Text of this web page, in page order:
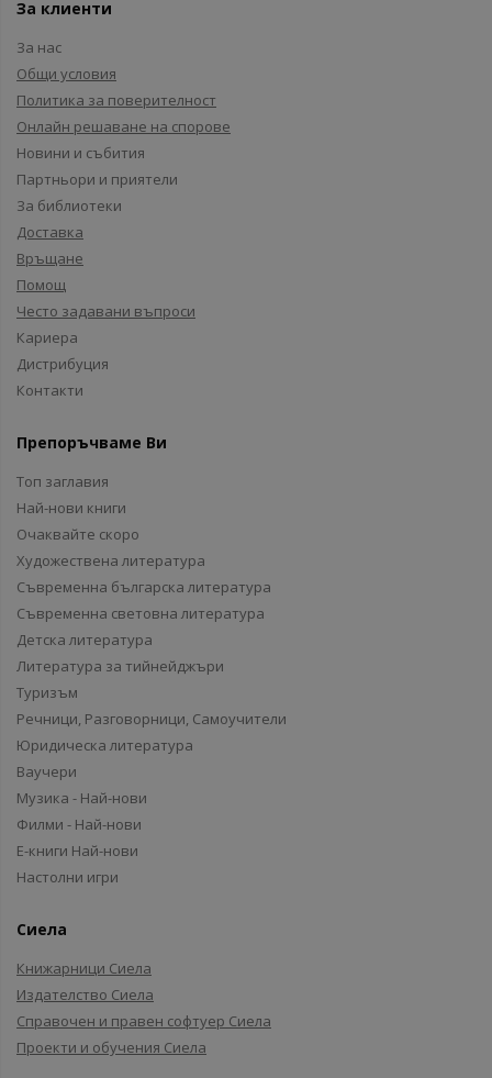
За клиенти
За нас
Общи условия
Политика за поверителност
Онлайн решаване на спорове
Новини и събития
Партньори и приятели
За библиотеки
Доставка
Връщане
Помощ
Често задавани въпроси
Кариера
Дистрибуция
Контакти
Препоръчваме Ви
Топ заглавия
Най-нови книги
Очаквайте скоро
Художествена литература
Съвременна българска литература
Съвременна световна литература
Детска литература
Литература за тийнейджъри
Туризъм
Речници, Разговорници, Самоучители
Юридическа литература
Ваучери
Музика - Най-нови
Филми - Най-нови
Е-книги Най-нови
Настолни игри
Сиела
Книжарници Сиела
Издателство Сиела
Справочен и правен софтуер Сиела
Проекти и обучения Сиела